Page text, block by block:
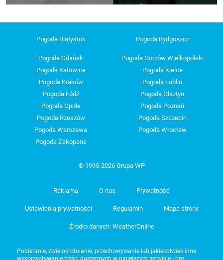
Pogoda Białystok Pogoda Bydgoszcz
Pogoda Gdańsk
Pogoda Gorzów Wielkopolski
Pogoda Katowice
Pogoda Kielce
Pogoda Kraków
Pogoda Lublin
Pogoda Łódź
Pogoda Olsztyn
Pogoda Opole
Pogoda Poznań
Pogoda Rzeszów
Pogoda Szczecin
Pogoda Warszawa
Pogoda Wrocław
Pogoda Zakopane
© 1995-2026 Grupa WP
Reklama O nas Prywatność
Ustawienia prywatności Regulamin Mapa strony
Źródło danych: WeatherOnline
Pobieranie, zwielokrotnianie, przechowywanie lub jakiekolwiek inne
wykorzystywanie treści dostępnych w niniejszym serwisie - bez